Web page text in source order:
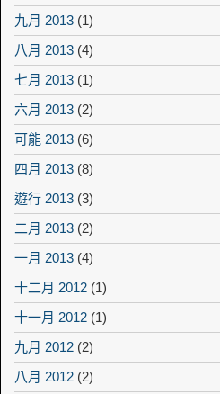
九月 2013 (1)
八月 2013 (4)
七月 2013 (1)
六月 2013 (2)
可能 2013 (6)
四月 2013 (8)
遊行 2013 (3)
二月 2013 (2)
一月 2013 (4)
十二月 2012 (1)
十一月 2012 (1)
九月 2012 (2)
八月 2012 (2)